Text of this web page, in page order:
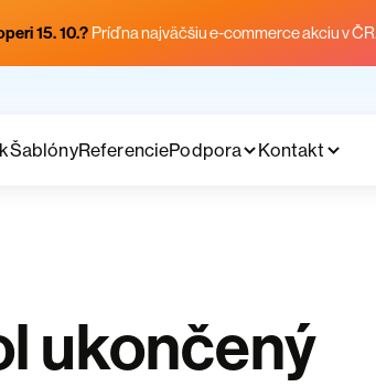
15. 10.? Príď na najväčšiu e-commerce akciu v ČR.
ŠablónyReferenciePodpora Kontakt
ukončený